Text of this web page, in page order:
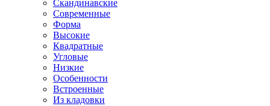
Скандинавские
Современные
Форма
Высокие
Квадратные
Угловые
Низкие
Особенности
Встроенные
Из кладовки